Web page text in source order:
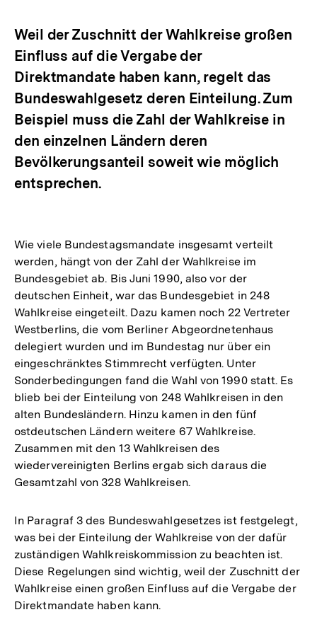
Weil der Zuschnitt der Wahlkreise großen
Einfluss auf die Vergabe der
Direktmandate haben kann, regelt das
Bundeswahlgesetz deren Einteilung. Zum
Beispiel muss die Zahl der Wahlkreise in
den einzelnen Ländern deren
Bevölkerungsanteil soweit wie möglich
entsprechen.
Wie viele Bundestagsmandate insgesamt verteilt
werden, hängt von der Zahl der Wahlkreise im
Bundesgebiet ab. Bis Juni 1990, also vor der
deutschen Einheit, war das Bundesgebiet in 248
Wahlkreise eingeteilt. Dazu kamen noch 22 Vertreter
Westberlins, die vom Berliner Abgeordnetenhaus
delegiert wurden und im Bundestag nur über ein
eingeschränktes Stimmrecht verfügten. Unter
Sonderbedingungen fand die Wahl von 1990 statt. Es
blieb bei der Einteilung von 248 Wahlkreisen in den
alten Bundesländern. Hinzu kamen in den fünf
ostdeutschen Ländern weitere 67 Wahlkreise.
Zusammen mit den 13 Wahlkreisen des
wiedervereinigten Berlins ergab sich daraus die
Gesamtzahl von 328 Wahlkreisen.
In Paragraf 3 des Bundeswahlgesetzes ist festgelegt,
was bei der Einteilung der Wahlkreise von der dafür
zuständigen Wahlkreiskommission zu beachten ist.
Diese Regelungen sind wichtig, weil der Zuschnitt der
Wahlkreise einen großen Einfluss auf die Vergabe der
Direktmandate haben kann.